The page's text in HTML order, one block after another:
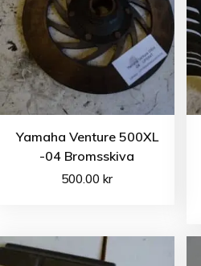
Yamaha Venture 500XL
-04 Bromsskiva
500.00kr